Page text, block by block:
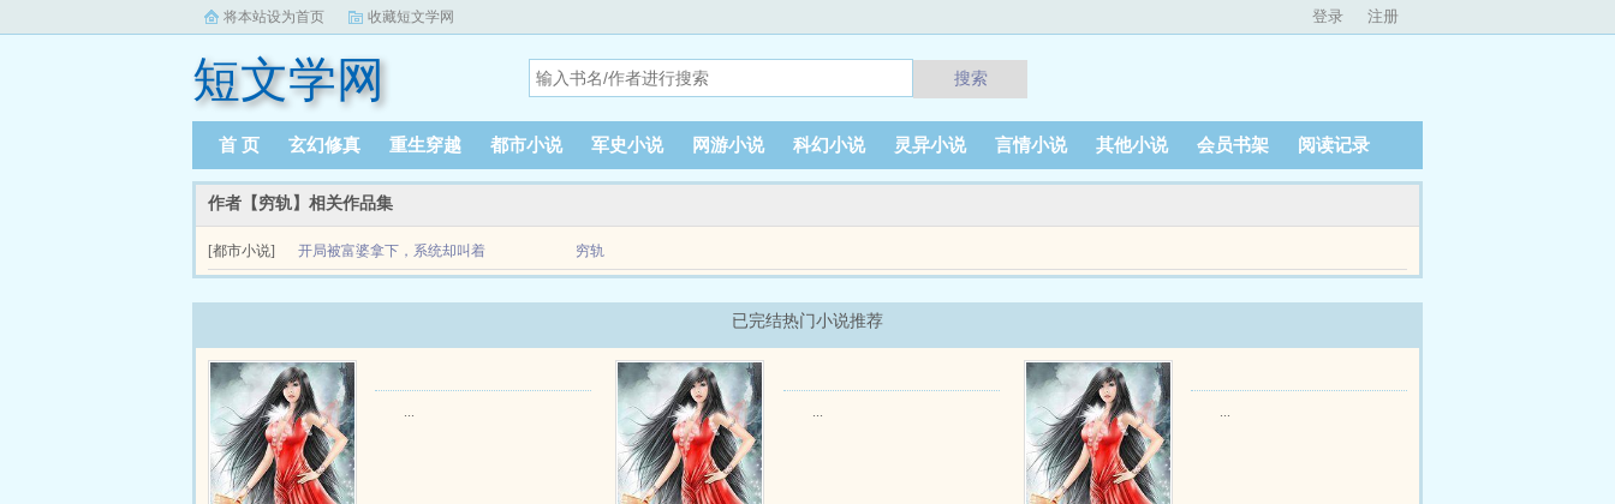
将本站设为首页 收藏短文学网 登录 注册
短文学网 搜索
首 页 玄幻修真 重生穿越 都市小说 军史小说 网游小说 科幻小说 灵异小说 言情小说 其他小说 会员书架 阅读记录
作者【穷轨】相关作品集
[都市小说] 开局被富婆拿下，系统却叫着 穷轨
关于开局被富婆拿下，系统却叫着加油富婆好，软饭香。意外穿越到了平行世界的叶子谦。在被富婆房东拿下后，系统顺利苏醒。只是这获得奖励的方法怎么有点怪呢？新手奖励这就么残
暴么一穷二白的叶子谦，为了实现赚他一个...
已完结热门小说推荐
... ... ...